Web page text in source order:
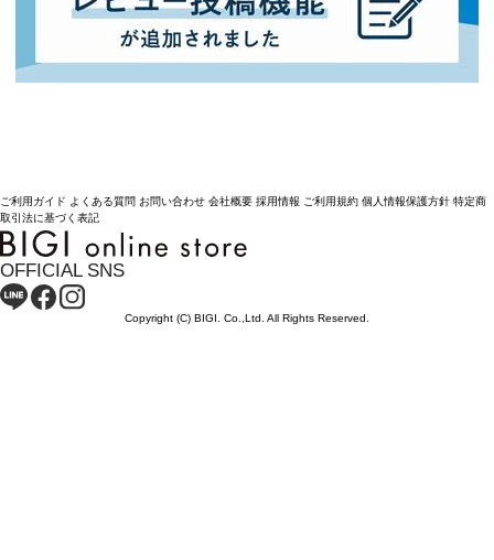
ご利用ガイド よくある質問 お問い合わせ 会社概要 採用情報 ご利用規約 個人情報保護方針 特定商
取引法に基づく表記
OFFICIAL SNS
Copyright (C) BIGI. Co.,Ltd. All Rights Reserved.